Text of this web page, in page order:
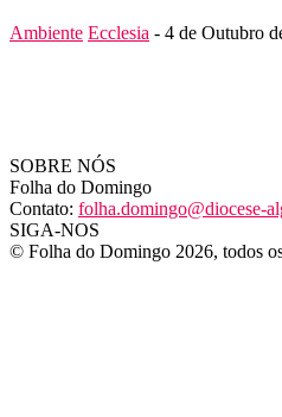
Ambiente Ecclesia - 4 de Outubro
SOBRE NÓS
Folha do Domingo
Contato: folha.domingo@diocese-
SIGA-NOS
© Folha do Domingo 2026, todos